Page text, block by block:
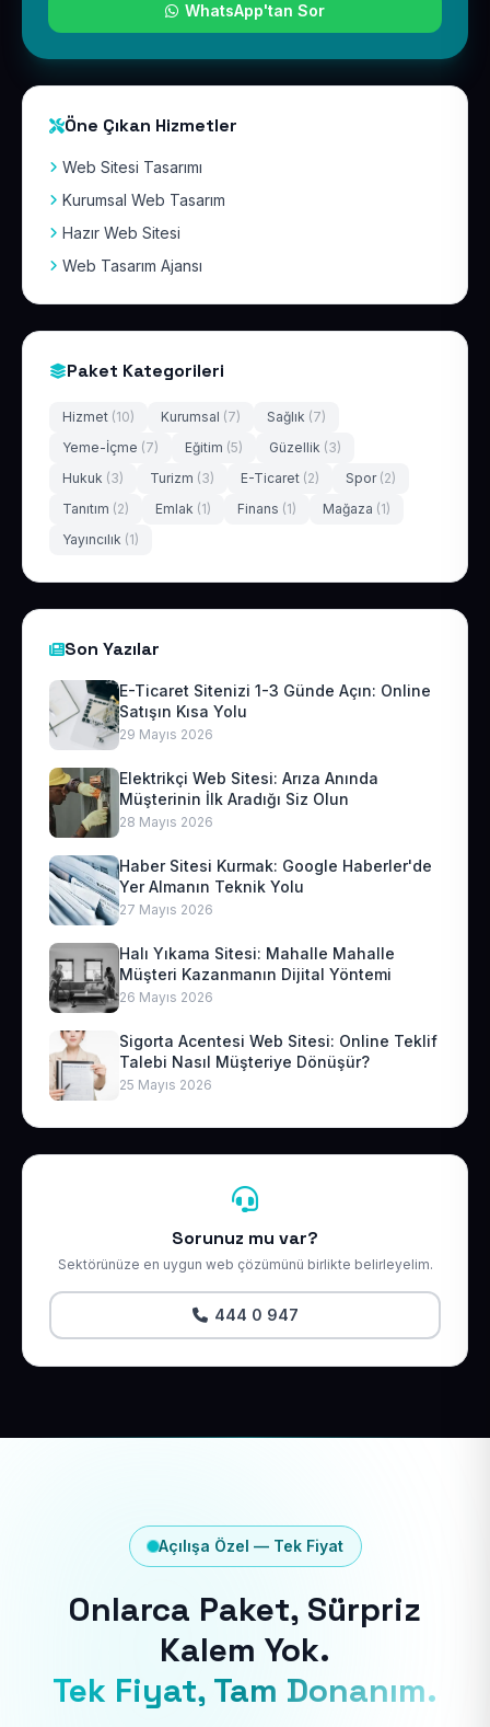
WhatsApp'tan Sor
Öne Çıkan Hizmetler
Web Sitesi Tasarımı
Kurumsal Web Tasarım
Hazır Web Sitesi
Web Tasarım Ajansı
Paket Kategorileri
Hizmet (10) Kurumsal (7) Sağlık (7)
Yeme-İçme (7) Eğitim (5) Güzellik (3)
Hukuk (3) Turizm (3) E-Ticaret (2) Spor (2)
Tanıtım (2) Emlak (1) Finans (1) Mağaza (1)
Yayıncılık (1)
Son Yazılar
E-Ticaret Sitenizi 1-3 Günde Açın: Online
Satışın Kısa Yolu
29 Mayıs 2026
Elektrikçi Web Sitesi: Arıza Anında
Müşterinin İlk Aradığı Siz Olun
28 Mayıs 2026
Haber Sitesi Kurmak: Google Haberler'de
Yer Almanın Teknik Yolu
27 Mayıs 2026
Halı Yıkama Sitesi: Mahalle Mahalle
Müşteri Kazanmanın Dijital Yöntemi
26 Mayıs 2026
Sigorta Acentesi Web Sitesi: Online Teklif
Talebi Nasıl Müşteriye Dönüşür?
25 Mayıs 2026
Sorunuz mu var?
Sektörünüze en uygun web çözümünü birlikte belirleyelim.
444 0 947
Açılışa Özel — Tek Fiyat
Onlarca Paket, Sürpriz
Kalem Yok.
Tek Fiyat, Tam Donanım.